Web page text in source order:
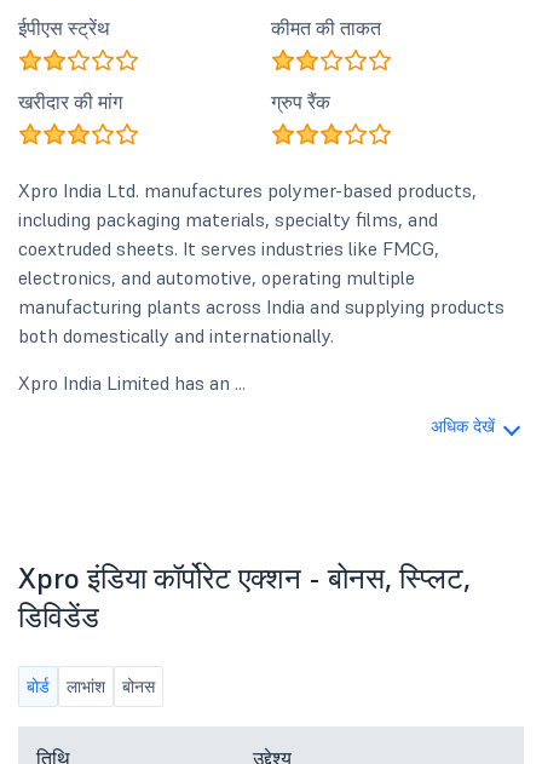
ईपीएस स्ट्रेंथ कीमत की ताकत
खरीदार की मांग ग्रुप रैंक
Xpro India Ltd. manufactures polymer-based products,
including packaging materials, specialty films, and
coextruded sheets. It serves industries like FMCG,
electronics, and automotive, operating multiple
manufacturing plants across India and supplying products
both domestically and internationally.
Xpro India Limited has an ...
अधिक देखें
Xpro इंडिया कॉर्पोरेट एक्शन - बोनस, स्प्लिट,
डिविडेंड
बोर्ड लाभांश बोनस
तिथि उद्देश्य